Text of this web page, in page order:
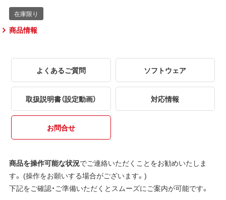
商品情報
よくあるご質問 ソフトウェア
取扱説明書（設定動画） 対応情報
お問合せ
商品を操作可能な状況でご連絡いただくことをお勧めいたしま
す。 (操作をお願いする場合がございます。)
下記をご確認・ご準備いただくとスムーズにご案内が可能です。